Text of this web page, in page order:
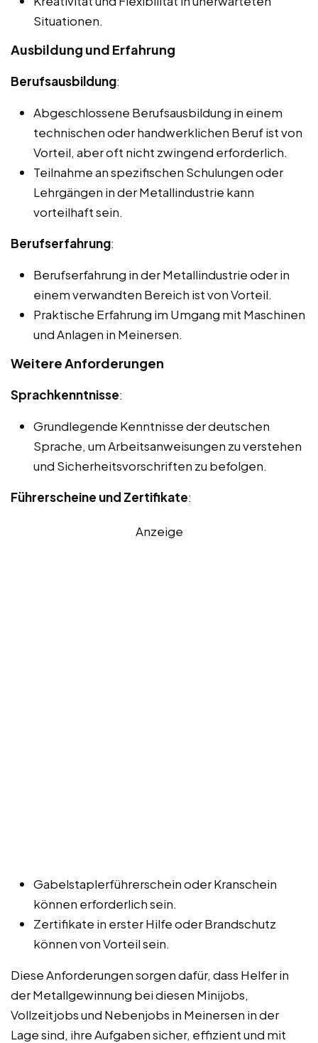
Situationen.
Ausbildung und Erfahrung
Berufsausbildung:
Abgeschlossene Berufsausbildung in einem
technischen oder handwerklichen Beruf ist von
Vorteil, aber oft nicht zwingend erforderlich.
Teilnahme an spezifischen Schulungen oder
Lehrgängen in der Metallindustrie kann
vorteilhaft sein.
Berufserfahrung:
Berufserfahrung in der Metallindustrie oder in
einem verwandten Bereich ist von Vorteil.
Praktische Erfahrung im Umgang mit Maschinen
und Anlagen in Meinersen.
Weitere Anforderungen
Sprachkenntnisse:
Grundlegende Kenntnisse der deutschen
Sprache, um Arbeitsanweisungen zu verstehen
und Sicherheitsvorschriften zu befolgen.
Führerscheine und Zertifikate:
Anzeige
Gabelstaplerführerschein oder Kranschein
können erforderlich sein.
Zertifikate in erster Hilfe oder Brandschutz
können von Vorteil sein.
Diese Anforderungen sorgen dafür, dass Helfer in
der Metallgewinnung bei diesen Minijobs,
Vollzeitjobs und Nebenjobs in Meinersen in der
Lage sind, ihre Aufgaben sicher, effizient und mit